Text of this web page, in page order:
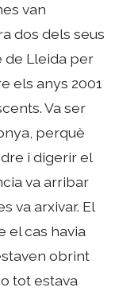
van
dos dels seus
de Lleida per
els anys 2001
Va ser
perquè
i digerir el
va arribar
va arxivar. El
el cas havia
obrint
tot estava